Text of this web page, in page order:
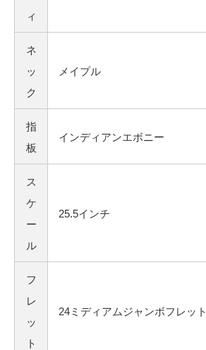
ィ
ネ
ッ
ク
メイプル
指
板
インディアンエボニー
ス
ケ
ー
ル
25.5インチ
フ
レ
ッ
ト
24ミディアムジャンボフレット